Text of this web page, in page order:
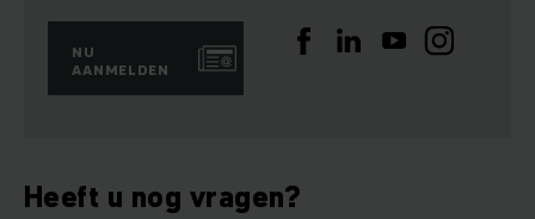
NU
AANMELDEN
Heeft u nog vragen?